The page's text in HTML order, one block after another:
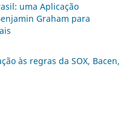
uma Aplicação
Graham para
às regras da SOX, Bacen,